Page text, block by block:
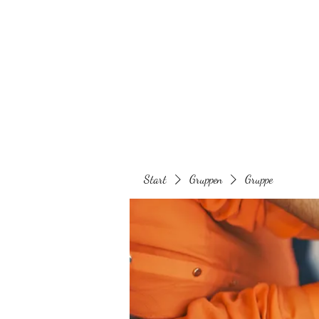
Start Gruppen Gruppe